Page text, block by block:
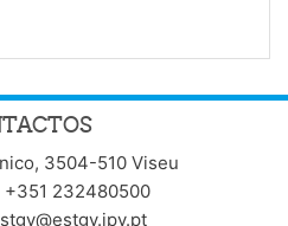
3504-510 Viseu
+351 232480500